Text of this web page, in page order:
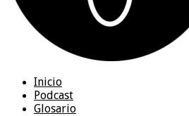
Inicio
Podcast
Glosario